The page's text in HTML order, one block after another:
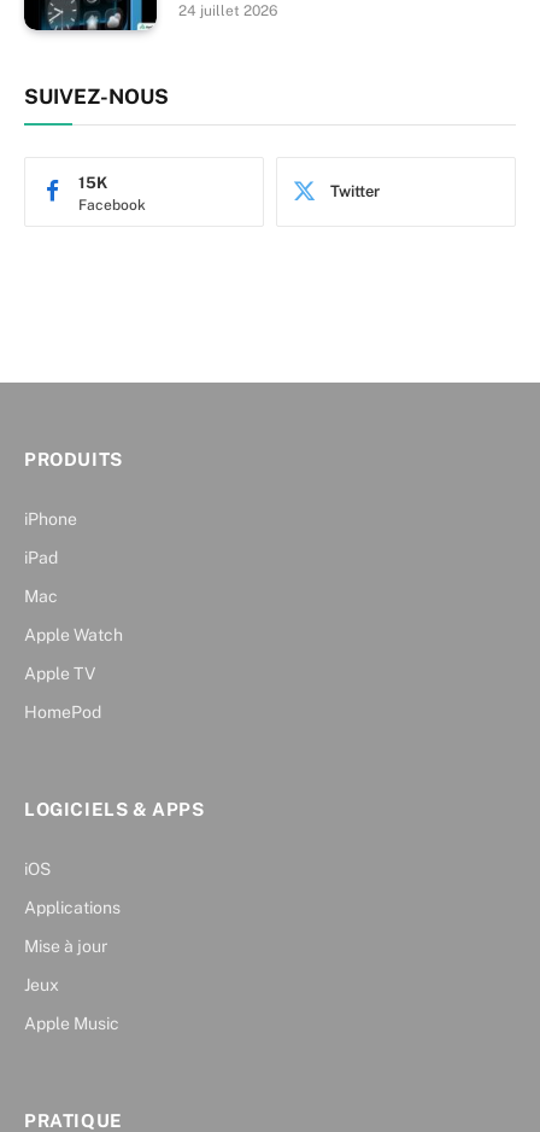
24 juillet 2026
SUIVEZ-NOUS
Facebook
15K Twitter
PRODUITS
iPhone
iPad
Mac
Apple Watch
Apple TV
HomePod
LOGICIELS & APPS
iOS
Applications
Mise à jour
Jeux
Apple Music
PRATIQUE